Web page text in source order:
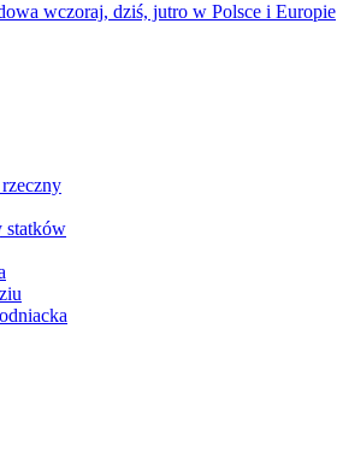
wczoraj, dziś, jutro w Polsce i Europie
statków